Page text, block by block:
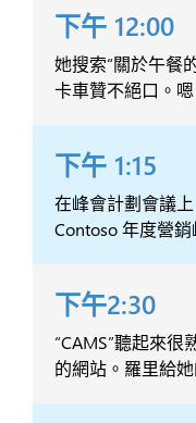
下午 12:00
她搜索“關於午餐
卡車贊不絕口。嗯
下午 1:15
在峰會計劃會議
Contoso 年度營
下午2:30
“CAMS”聽起來
的網站。羅里給